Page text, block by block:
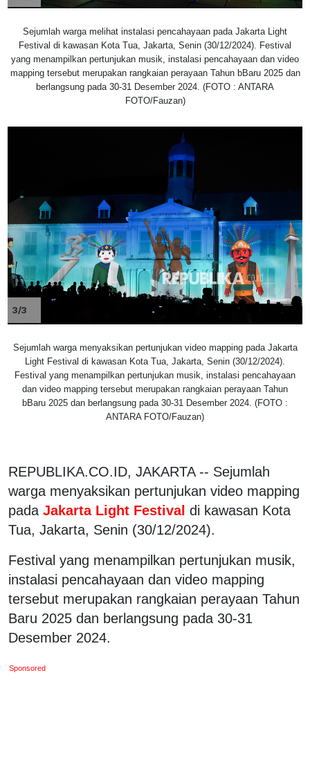
Sejumlah warga melihat instalasi pencahayaan pada Jakarta Light
Festival di kawasan Kota Tua, Jakarta, Senin (30/12/2024). Festival
yang menampilkan pertunjukan musik, instalasi pencahayaan dan video
mapping tersebut merupakan rangkaian perayaan Tahun bBaru 2025 dan
berlangsung pada 30-31 Desember 2024. (FOTO : ANTARA
FOTO/Fauzan)
3/3
Sejumlah warga menyaksikan pertunjukan video mapping pada Jakarta
Light Festival di kawasan Kota Tua, Jakarta, Senin (30/12/2024).
Festival yang menampilkan pertunjukan musik, instalasi pencahayaan
dan video mapping tersebut merupakan rangkaian perayaan Tahun
bBaru 2025 dan berlangsung pada 30-31 Desember 2024. (FOTO :
ANTARA FOTO/Fauzan)
REPUBLIKA.CO.ID, JAKARTA -- Sejumlah
warga menyaksikan pertunjukan video mapping
pada Jakarta Light Festival di kawasan Kota
Tua, Jakarta, Senin (30/12/2024).
Festival yang menampilkan pertunjukan musik,
instalasi pencahayaan dan video mapping
tersebut merupakan rangkaian perayaan Tahun
Baru 2025 dan berlangsung pada 30-31
Desember 2024.
Sponsored